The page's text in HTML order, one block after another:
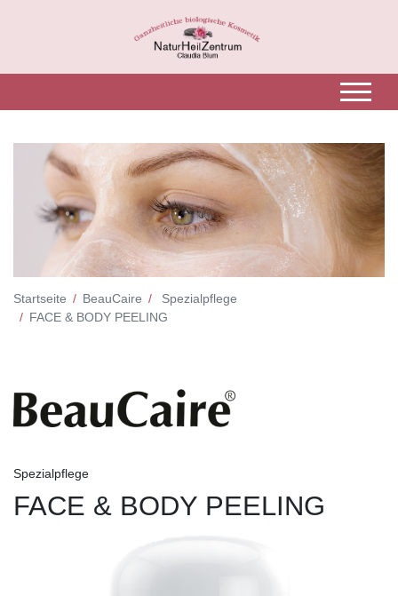
Startseite BeauCaire
Spezialpflege
FACE & BODY PEELING
Spezialpflege
FACE & BODY PEELING